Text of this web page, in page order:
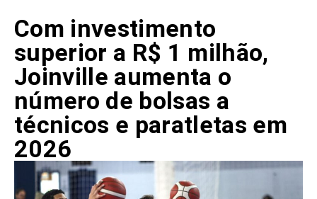
Com investimento
superior a R$ 1 milhão,
Joinville aumenta o
número de bolsas a
técnicos e paratletas em
2026